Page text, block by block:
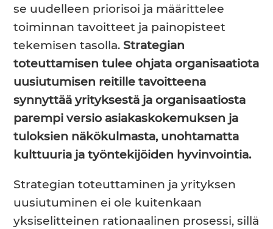
se uudelleen priorisoi ja määrittelee
toiminnan tavoitteet ja painopisteet
tekemisen tasolla. Strategian
toteuttamisen tulee ohjata organisaatiota
uusiutumisen reitille tavoitteena
synnyttää yrityksestä ja organisaatiosta
parempi versio asiakaskokemuksen ja
tuloksien näkökulmasta, unohtamatta
kulttuuria ja työntekijöiden hyvinvointia.
Strategian toteuttaminen ja yrityksen
uusiutuminen ei ole kuitenkaan
yksiselitteinen rationaalinen prosessi, sillä